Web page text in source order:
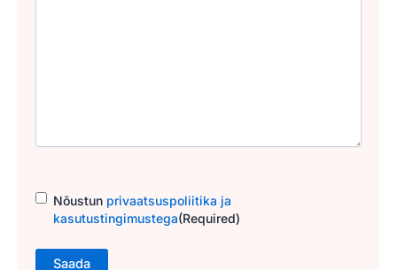
Consent(Required)
Nõustun privaatsuspoliitika ja
kasutustingimustega(Required)